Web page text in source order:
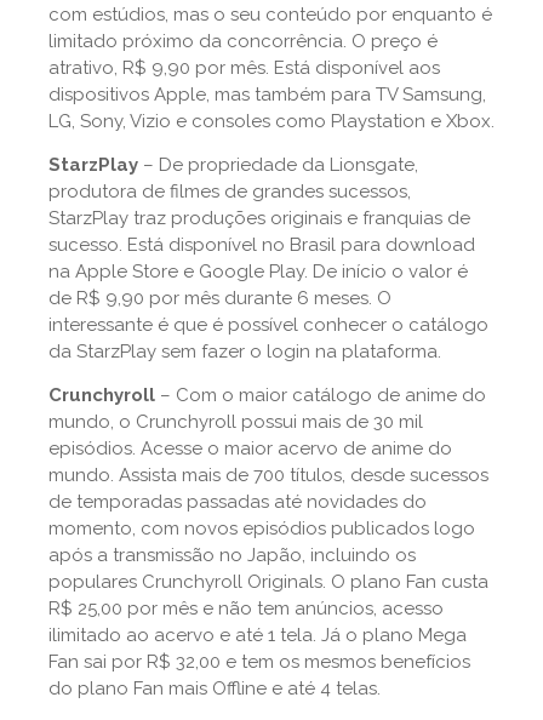
com estúdios, mas o seu conteúdo por enquanto é
limitado próximo da concorrência. O preço é
atrativo, R$ 9,90 por mês. Está disponível aos
dispositivos Apple, mas também para TV Samsung,
LG, Sony, Vizio e consoles como Playstation e Xbox.
StarzPlay – De propriedade da Lionsgate,
produtora de filmes de grandes sucessos,
StarzPlay traz produções originais e franquias de
sucesso. Está disponível no Brasil para download
na Apple Store e Google Play. De início o valor é
de R$ 9,90 por mês durante 6 meses. O
interessante é que é possível conhecer o catálogo
da StarzPlay sem fazer o login na plataforma.
Crunchyroll – Com o maior catálogo de anime do
mundo, o Crunchyroll possui mais de 30 mil
episódios. Acesse o maior acervo de anime do
mundo. Assista mais de 700 títulos, desde sucessos
de temporadas passadas até novidades do
momento, com novos episódios publicados logo
após a transmissão no Japão, incluindo os
populares Crunchyroll Originals. O plano Fan custa
R$ 25,00 por mês e não tem anúncios, acesso
ilimitado ao acervo e até 1 tela. Já o plano Mega
Fan sai por R$ 32,00 e tem os mesmos benefícios
do plano Fan mais Offline e até 4 telas.